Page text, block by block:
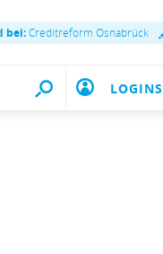
bei:Creditreform Osnabrück
LOGINS